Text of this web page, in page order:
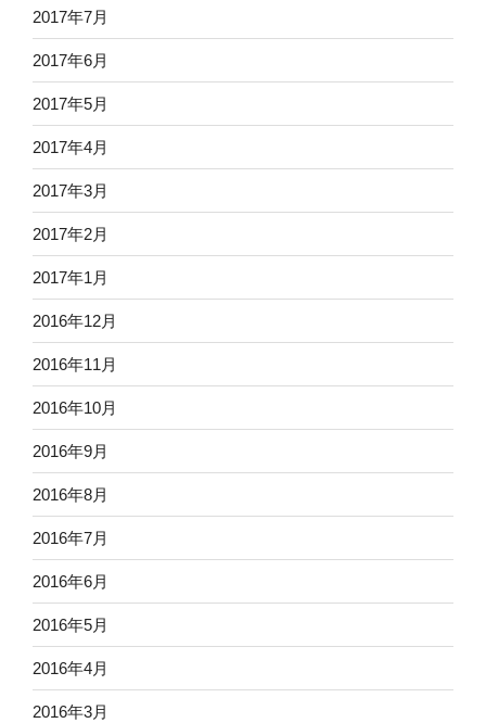
2017年7月
2017年6月
2017年5月
2017年4月
2017年3月
2017年2月
2017年1月
2016年12月
2016年11月
2016年10月
2016年9月
2016年8月
2016年7月
2016年6月
2016年5月
2016年4月
2016年3月